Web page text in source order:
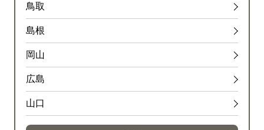
鳥取
島根
岡山
広島
山口